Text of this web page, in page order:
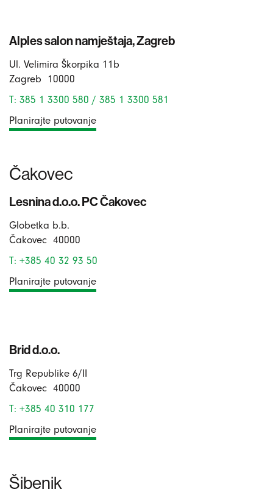
Alples salon namještaja, Zagreb
Ul. Velimira Škorpika 11b
Zagreb
10000
T: 385 1 3300 580 / 385 1 3300 581
Planirajte putovanje
Čakovec
Lesnina d.o.o. PC Čakovec
Globetka b.b.
Čakovec 40000
T: +385 40 32 93 50
Planirajte putovanje
Brid d.o.o.
Trg Republike 6/II
Čakovec 40000
T: +385 40 310 177
Planirajte putovanje
Šibenik